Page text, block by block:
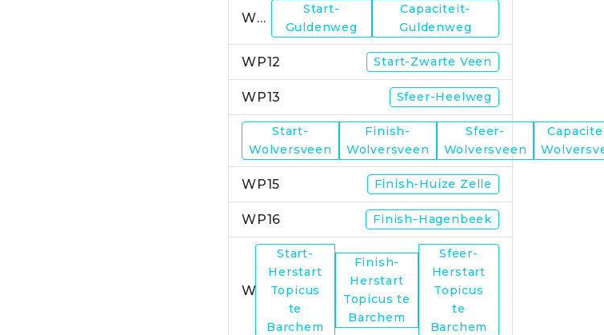
WP11
Start-
Guldenweg
Capaciteit-
Guldenweg
WP12 Start-Zwarte Veen
WP13 Sfeer-Heelweg
Start-
Wolversveen
Finish-
Wolversveen
Sfeer-
Wolversveen
WP15 Finish-Huize Zelle
WP16 Finish-Hagenbeek
Start-
Herstart
Topicus
te
Barchem
Finish-
Herstart
Topicus te
Barchem
Sfeer-
Herstart
Topicus
te
Barchem